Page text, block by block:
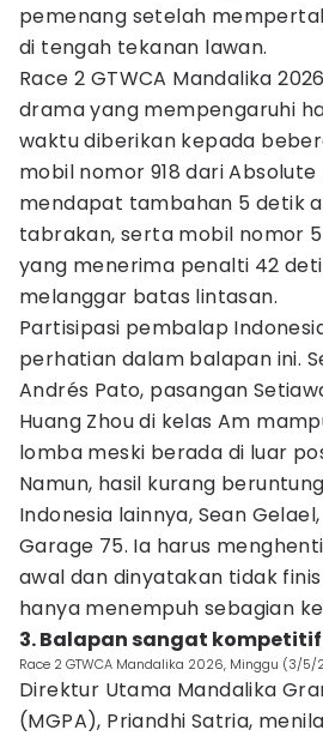
pemenang setelah
di tengah tekanan lawan.
Race 2 GTWCA Mandalika
drama yang mempengaruhi
waktu diberikan kepada
mobil nomor 918 dari Absolute
mendapat tambahan 5 detik
tabrakan, serta mobil nomor
yang menerima penalti 42
melanggar batas lintasan.
Partisipasi pembalap
perhatian dalam balapan ini.
Andrés Pato, pasangan
Huang Zhou di kelas Am
lomba meski berada di luar
Namun, hasil kurang
Indonesia lainnya, Sean
Garage 75. Ia harus
awal dan dinyatakan tidak
hanya menempuh sebagian
3. Balapan sangat kompetitif
Race 2 GTWCA Mandalika 2026, Minggu (3/5/
Direktur Utama Mandalika
(MGPA), Priandhi Satria,